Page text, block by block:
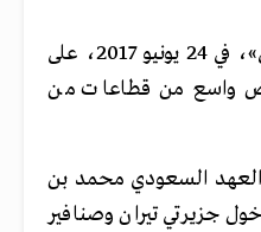
وصادق «عبدالفتاح السيسي»، في 24 يونيو 2017، على
رفض واسع من قطاعات من
العهد السعودي محمد بن
جزيرتي تيران وصنافير